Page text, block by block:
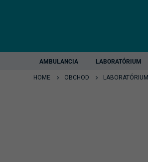
AMBULANCIA LABORATÓRIUM
HOME OBCHOD LABORATÓRIUM